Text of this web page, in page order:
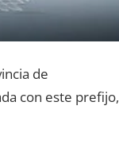
dе
сοn еstе prefijo,